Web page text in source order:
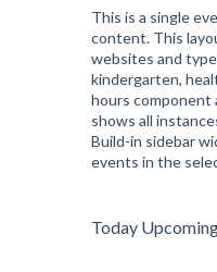
This is a single
content. This
websites and
kindergarten,
hours
shows all
Build-in sidebar
events in the
Today